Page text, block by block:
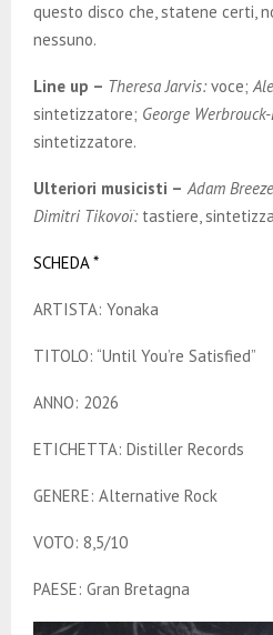
questo disco che, statene certi,
nessuno.
Line up – Theresa Jarvis:voce;
sintetizzatore; George
sintetizzatore.
Ulteriori musicisti – Adam
Dimitri Tikovoï:tastiere,
SCHEDA *
ARTISTA: Yonaka
TITOLO: “Until You’re Satisfied”
ANNO: 2026
ETICHETTA: Distiller Records
GENERE: Alternative Rock
VOTO: 8,5/10
PAESE: Gran Bretagna